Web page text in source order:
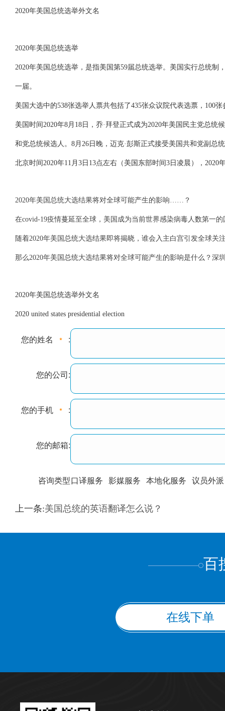
2020年美国总统选举外文名
2020年美国总统选举
2020年美国总统选举，是指美国第59届总统选举。美国实行总统
一届。
美国大选中的538张选举人票共包括了435张众议院代表选票，100
美国时间2020年8月18日，乔·拜登正式成为2020年美国民主党总
和党总统候选人。8月26日晚，迈克·彭斯正式接受美国共和党副总
北京时间2020年11月3日13点左右（美国东部时间3日凌晨），2020
2020年美国总统大选结果将对全球可能产生的影响……？
在covid-19疫情蔓延至全球，美国成为当前世界感染病毒人数第一的
随着2020年美国总统大选结果即将揭晓，谁会入主白宫引发全球
那么2020年美国总统大选结果将对全球可能产生的影响是什么？深
2020年美国总统选举外文名
2020 united states presidential election
您的姓名 :
您的公司:
您的手机 :
您的邮箱:
咨询类型口译服务 影媒服务 本地化服务 议员外派
训翻译 标准级 专业级 出版级
上一条:美国总统的英语翻译怎么说？
百
在线下单